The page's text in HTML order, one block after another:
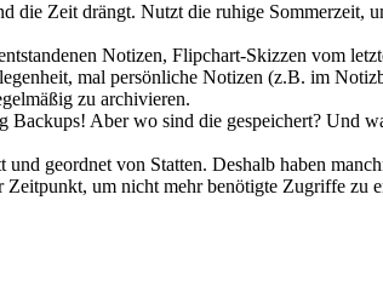
die Zeit drängt. Nutzt die ruhige Sommerzeit,
Notizen, Flipchart-Skizzen vom
mal persönliche Notizen (z.B. im
zu archivieren.
Backups! Aber wo sind die gespeichert? Und
geordnet von Statten. Deshalb haben
um nicht mehr benötigte Zugriffe zu